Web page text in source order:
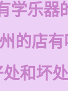
学乐器
的店
和坏处